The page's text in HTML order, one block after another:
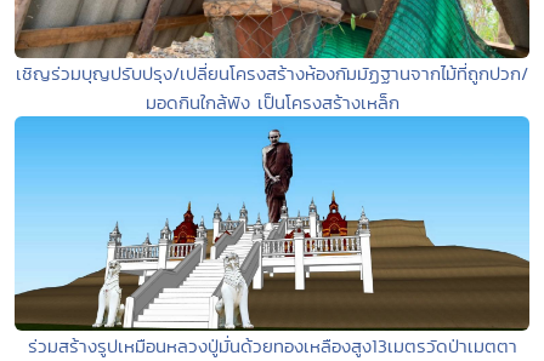
เชิญร่วมบุญปรับปรุง/เปลี่ยนโครงสร้างห้องกัมมัฏฐานจากไม้ที่ถูกปวก/
มอดกินใกล้พัง เป็นโครงสร้างเหล็ก
ร่วมสร้างรูปเหมือนหลวงปู่มั่นด้วยทองเหลืองสูง13เมตรวัดป่าเมตตา